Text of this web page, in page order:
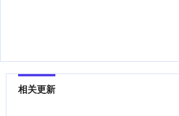
相关更新